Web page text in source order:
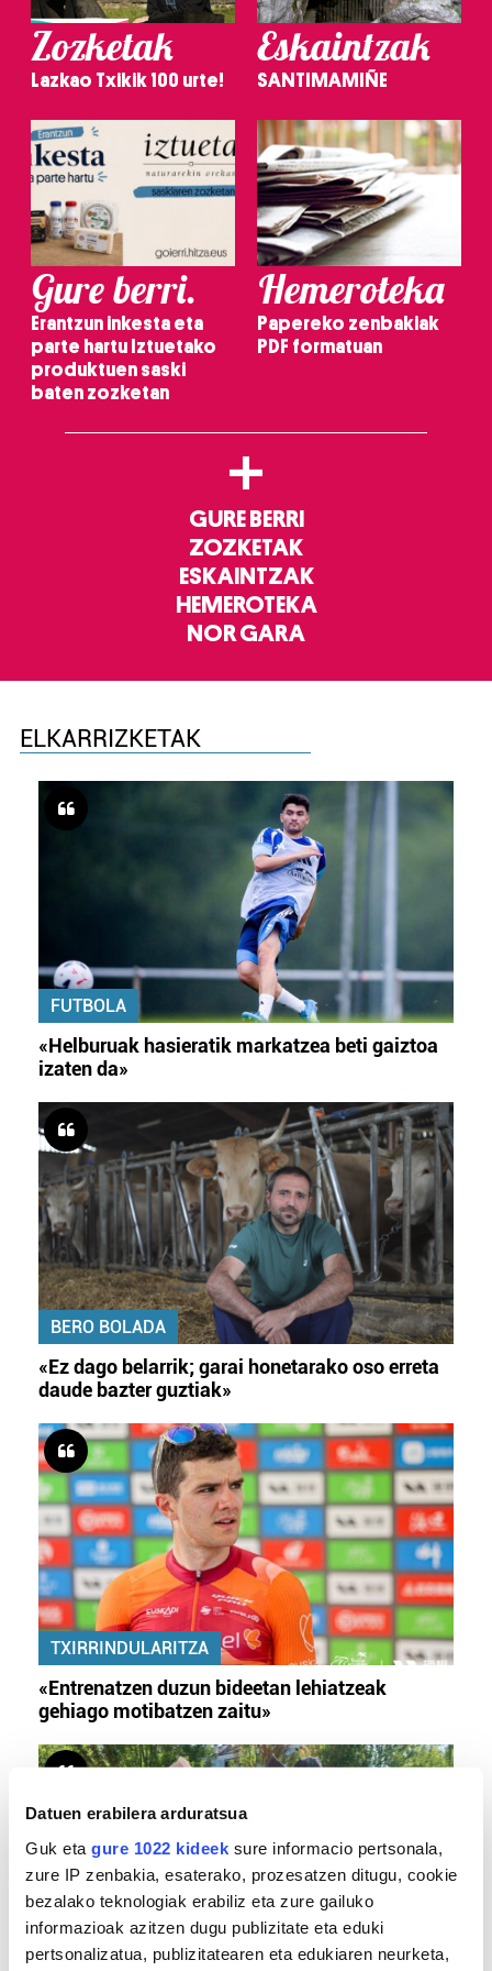
Datuen erabilera arduratsua
Guk eta gure 1022 kideek sure informacio pertsonala,
zure IP zenbakia, esaterako, prozesatzen ditugu, cookie
bezalako teknologiak erabiliz eta zure gailuko
informazioak azitzen dugu publizitate eta eduki
pertsonalizatua, publizitatearen eta edukiaren neurketa,
Zozketak
Lazkao Txikik 100 urte!
Eskaintzak
SANTIMAMIÑE
Gure berri.
Erantzun inkesta eta
parte hartu Iztuetako
produktuen saski
baten zozketan
Hemeroteka
Papereko zenbakiak
PDF formatuan
+
GURE BERRI
ZOZKETAK
ESKAINTZAK
HEMEROTEKA
NOR GARA
ELKARRIZKETAK
FUTBOLA
«Helburuak hasieratik markatzea beti gaiztoa
izaten da»
BERO BOLADA
«Ez dago belarrik; garai honetarako oso erreta
daude bazter guztiak»
TXIRRINDULARITZA
«Entrenatzen duzun bideetan lehiatzeak
gehiago motibatzen zaitu»